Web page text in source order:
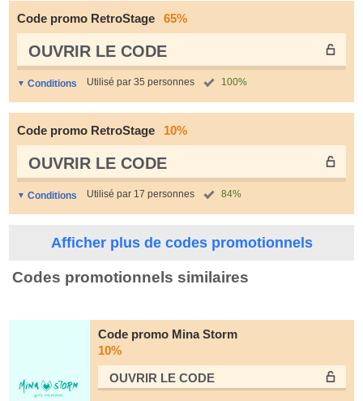
Code promo RetroStage 65%
OUVRIR LE СODE
Conditions Utilisé par 35 personnes 100%
Code promo RetroStage 10%
OUVRIR LE СODE
Conditions Utilisé par 17 personnes 84%
Afficher plus de codes promotionnels
Codes promotionnels similaires
Code promo Mina Storm
10%
OUVRIR LE СODE